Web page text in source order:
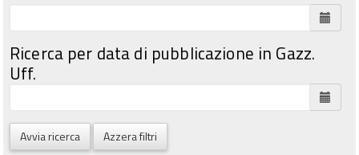
Ricerca per data di pubblicazione in Gazz.
Uff.
Avvia ricerca Azzera filtri